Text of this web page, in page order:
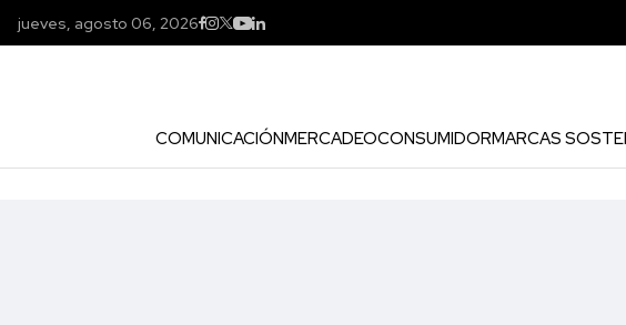
jueves, agosto 06, 2026
COMUNICACIÓNMERCADEOCONSUMIDORMARCAS